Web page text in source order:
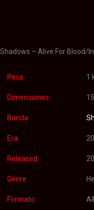
cantidad
Shadows – Alive For Blood/
Peso 1
Dimensiones
Banda
Era
Released
Genre
Formato